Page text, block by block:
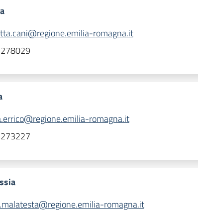
romagna.it
romagna.it
romagna.it